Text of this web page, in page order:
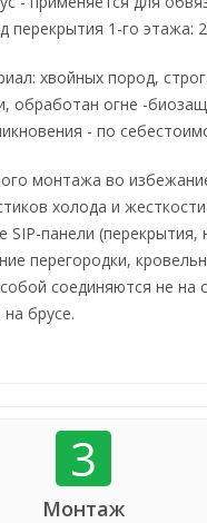
перекрытия 1-го этажа:
хвойных пород,
обработан огне -
- по
монтажа во
холода и жесткости
SIP-панели
перегородки,
соединяются не на
брусе.
3
Монтаж